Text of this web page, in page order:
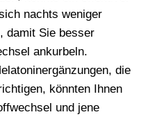
nachts weniger
damit Sie besser
ankurbeln.
die
könnten Ihnen
und jene